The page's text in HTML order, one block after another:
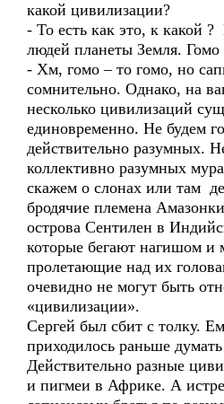
какой цивилизации?
- То есть как это, к какой
людей планеты Земля.
- Хм, гомо – то гомо, но
сомнительно. Однако, на
несколько цивилизаций
единовременно. Не будем
действительно разумных.
коллективно разумных
скажем о слонах или там
бродячие племена
острова Сентилен в
которые бегают нагишом и
пролетающие над их
очевидно не могут быть
«цивилизации».
Сергей был сбит с толку.
приходилось раньше
Действительно разные
и пигмеи в Африке. А